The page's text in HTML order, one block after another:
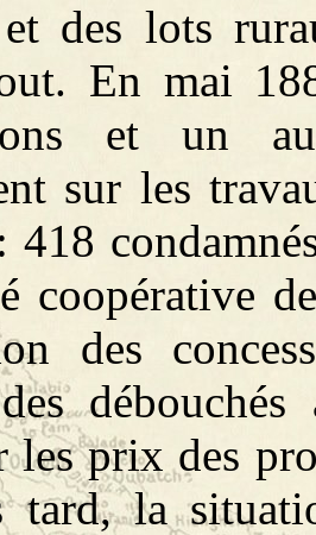
des lots
En mai
et un
sur les
418
coopérative
des
les prix des
tard, la